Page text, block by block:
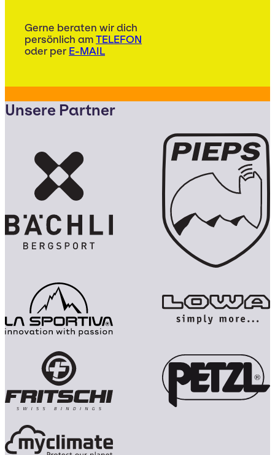
Gerne beraten wir dich
persönlich am TELEFON
oder per E-MAIL
Unsere Partner